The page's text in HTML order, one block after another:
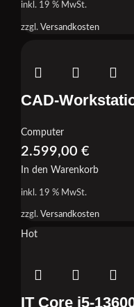
inkl. 19 % MwSt.
zzgl. Versandkosten
CAD-
Computer
2.599,00 €
In den Warenkorb
inkl. 19 % MwSt.
zzgl. Versandkosten
Hot
IT Core i5-